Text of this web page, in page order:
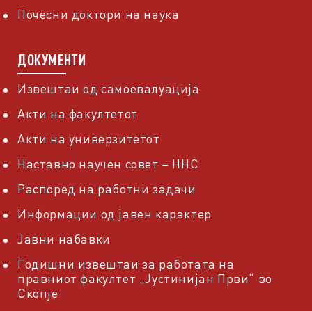
Почесни доктори на наука
ДОКУМЕНТИ
Извештаи од самоевалуација
Акти на факултетот
Акти на универзитетот
Наставно научен совет – ННС
Распоред на работни задачи
Информации од јавен карактер
Јавни набавки
Годишни извештаи за работата на
правниот факултет „Јустинијан Први“ во
Скопје